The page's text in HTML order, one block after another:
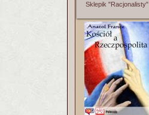
Sklepik "Racjonalisty"